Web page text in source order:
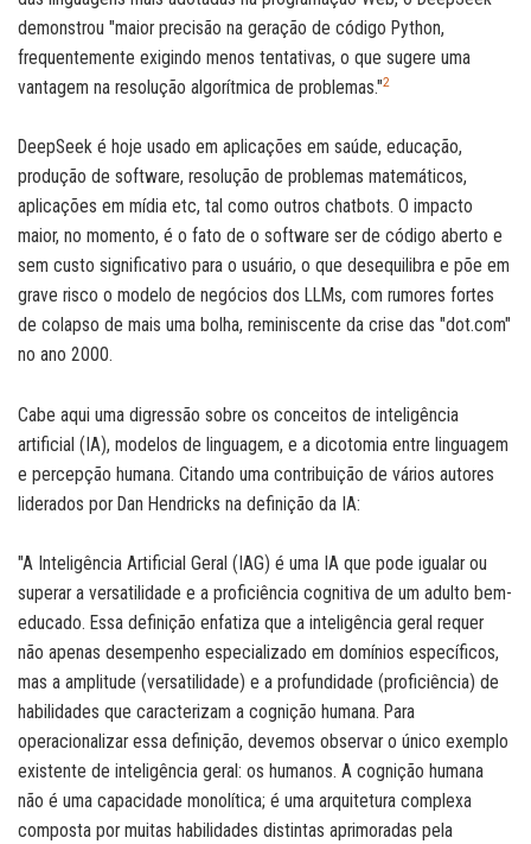
demonstrou "maior precisão na geração de código Python,
frequentemente exigindo menos tentativas, o que sugere uma
vantagem na resolução algorítmica de problemas."2
DeepSeek é hoje usado em aplicações em saúde, educação,
produção de software, resolução de problemas matemáticos,
aplicações em mídia etc, tal como outros chatbots. O impacto
maior, no momento, é o fato de o software ser de código aberto e
sem custo significativo para o usuário, o que desequilibra e põe em
grave risco o modelo de negócios dos LLMs, com rumores fortes
de colapso de mais uma bolha, reminiscente da crise das "dot.com"
no ano 2000.
Cabe aqui uma digressão sobre os conceitos de inteligência
artificial (IA), modelos de linguagem, e a dicotomia entre linguagem
e percepção humana. Citando uma contribuição de vários autores
liderados por Dan Hendricks na definição da IA:
"A Inteligência Artificial Geral (IAG) é uma IA que pode igualar ou
superar a versatilidade e a proficiência cognitiva de um adulto bem-
educado. Essa definição enfatiza que a inteligência geral requer
não apenas desempenho especializado em domínios específicos,
mas a amplitude (versatilidade) e a profundidade (proficiência) de
habilidades que caracterizam a cognição humana. Para
operacionalizar essa definição, devemos observar o único exemplo
existente de inteligência geral: os humanos. A cognição humana
não é uma capacidade monolítica; é uma arquitetura complexa
composta por muitas habilidades distintas aprimoradas pela